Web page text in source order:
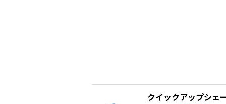
クイックアップシェ